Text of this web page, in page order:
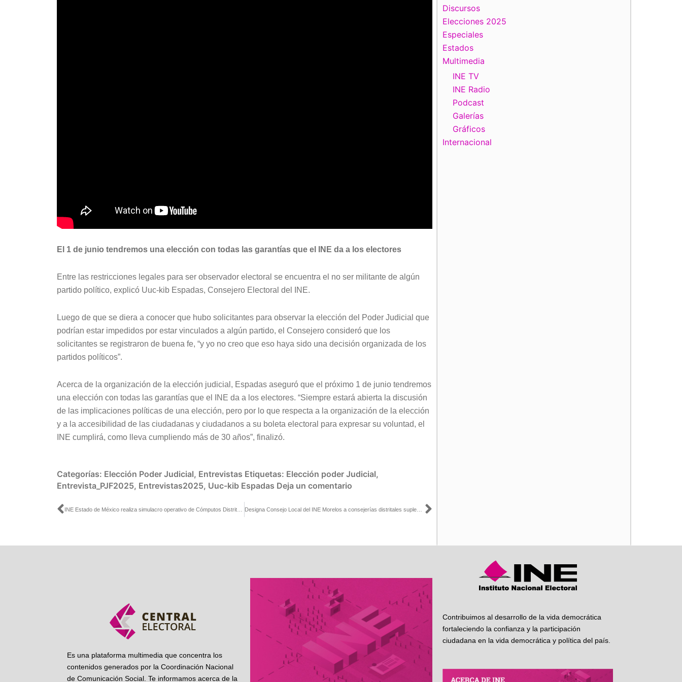
El 1 de junio tendremos una elección con todas las garantías que el INE da a los electores
Entre las restricciones legales para ser observador electoral se encuentra el no ser militante de algún
partido político, explicó Uuc-kib Espadas, Consejero Electoral del INE.
Luego de que se diera a conocer que hubo solicitantes para observar la elección del Poder Judicial que
podrían estar impedidos por estar vinculados a algún partido, el Consejero consideró que los
solicitantes se registraron de buena fe, “y yo no creo que eso haya sido una decisión organizada de los
partidos políticos”.
Acerca de la organización de la elección judicial, Espadas aseguró que el próximo 1 de junio tendremos
una elección con todas las garantías que el INE da a los electores. “Siempre estará abierta la discusión
de las implicaciones políticas de una elección, pero por lo que respecta a la organización de la elección
y a la accesibilidad de las ciudadanas y ciudadanos a su boleta electoral para expresar su voluntad, el
INE cumplirá, como lleva cumpliendo más de 30 años”, finalizó.
Categorías: Elección Poder Judicial, Entrevistas Etiquetas: Elección poder Judicial,
Entrevista_PJF2025, Entrevistas2025, Uuc-kib Espadas Deja un comentario
Ant Siguiente
Discursos
Elecciones 2025
Especiales
Estados
Multimedia
INE TV
INE Radio
Podcast
Galerías
Gráficos
Internacional
Es una plataforma multimedia que concentra los
contenidos generados por la Coordinación Nacional
de Comunicación Social. Te informamos acerca de la
Contribuimos al desarrollo de la vida democrática
fortaleciendo la confianza y la participación
ciudadana en la vida democrática y política del país.